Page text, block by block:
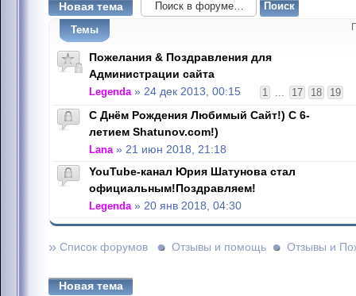
Новая тема
Темы
Пожелания & Поздравления для
Администрации сайта
1 ... 17 18 19
Legenda» 24 дек 2013, 00:15
С Днём Рождения Любимый Сайт!) С 6-
летием Shatunov.com!)
Lana» 21 июн 2018, 21:18
YouTube-канал Юрия Шатунова стал
официальным!Поздравляем!
Legenda» 20 янв 2018, 04:30
» Список форумов Отзывы и помощь Отзывы и
Новая тема